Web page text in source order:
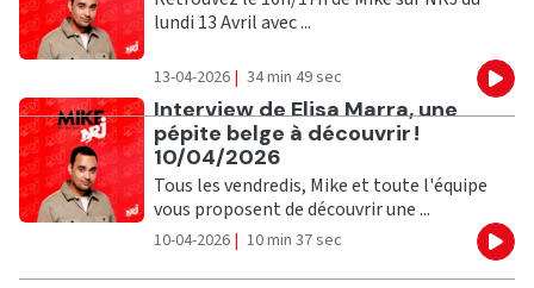
lundi 13 Avril avec ...
13-04-2026 | 34 min 49 sec
Ecouter
Interview de Elisa Marra, une
pépite belge à découvrir !
10/04/2026
Tous les vendredis, Mike et toute l'équipe
vous proposent de découvrir une ...
10-04-2026 | 10 min 37 sec